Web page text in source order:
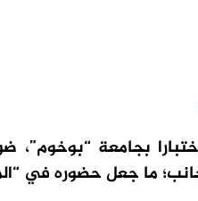
بجامعة “بوخوم”،